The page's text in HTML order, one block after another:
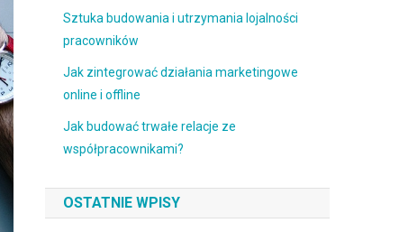
Sztuka budowania i utrzymania lojalności
pracowników
Jak zintegrować działania marketingowe
online i offline
Jak budować trwałe relacje ze
współpracownikami?
OSTATNIE WPISY